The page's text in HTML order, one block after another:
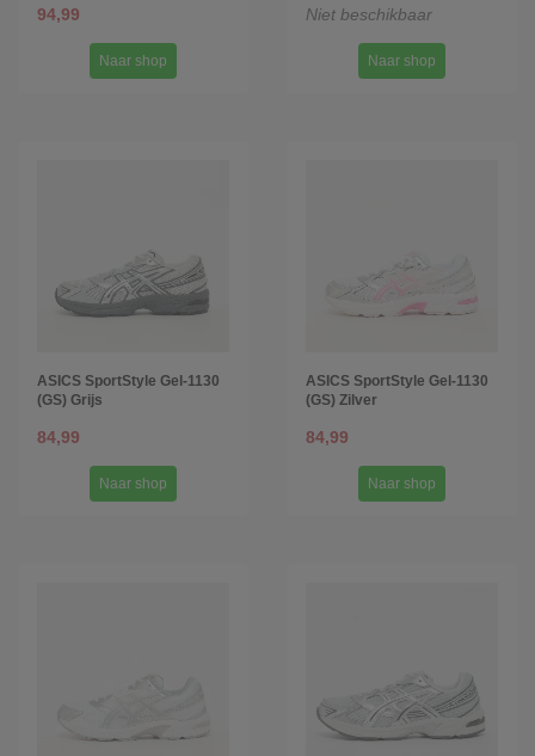
94,99
Naar shop
Niet beschikbaar
Naar shop
ASICS SportStyle Gel-1130
(GS) Grijs
84,99
Naar shop
ASICS SportStyle Gel-1130
(GS) Zilver
84,99
Naar shop